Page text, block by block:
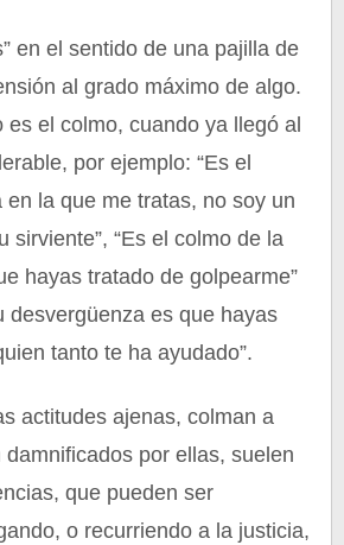
en el sentido de una pajilla de
al grado máximo de algo.
es el colmo, cuando ya llegó al
por ejemplo: “Es el
en la que me tratas, no soy un
sirviente”, “Es el colmo de la
hayas tratado de golpearme”
desvergüenza es que hayas
tanto te ha ayudado”.
actitudes ajenas, colman a
por ellas, suelen
que pueden ser
o recurriendo a la justicia,